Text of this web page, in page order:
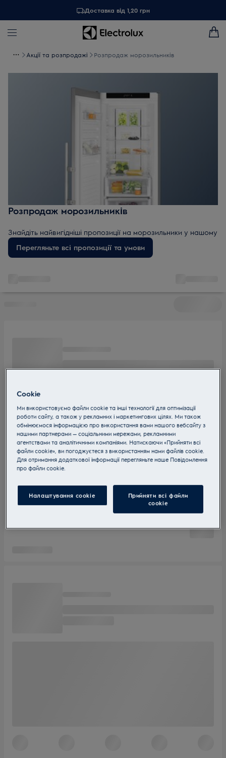
Доставка від 1,20 грн
Акції та розпродажі Розпродаж морозильників
Розпродаж морозильників
Знайдіть найвигідніші пропозиції на морозильники у нашому
розпродажі сьогодні. Від залишків складу до моделей з
відмінним співвідношенням ціни та якості – обирайте
Перегляньте всі пропозиції та умови
Cookie
Ми використовуємо файли cookie та інші технології для оптимізації
роботи сайту, а також у рекламних і маркетингових цілях. Ми також
обмінюємося інформацією про використання вами нашого вебсайту з
нашими партнерами — соціальними мережами, рекламними
агентствами та аналітичними компаніями. Натискаючи «Прийняти всі
файли cookie», ви погоджуєтеся з використанням нами файлів cookie.
Для отримання додаткової інформації перегляньте наше Пoвідомлення
прo файли cookie.
Налаштування cookie
Прийняти всі файли
сookie